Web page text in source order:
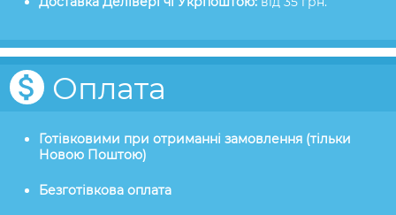
Оплата
Готівковими при отриманні замовлення (тільки
Новою Поштою)
Безготівкова оплата